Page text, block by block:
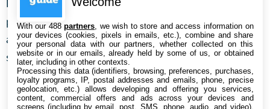
Les machines à café à grain sont généralement des
produits onéreux, alors mieux vaut ne pas se tromper
au moment de son achat. Pour éviter, les mauvaises
surprises, il faut surveiller plusieurs critères.
Broyeur :ici, le choix se limite àl’acier ou à la
céramique. Les premiers sont plus abordables et
With our 488partners , we wish to store and access information on
your devices (cookies, pixels in emails, etc.), combine and share
your personal data with our partners, whether collected on this
website or in our emails, already held by some of us, or obtained
later, including in other contexts.
Processing this data (identifiers, browsing, preferences, purchases,
loyalty programs, IP, postal addresses and emails, phone, precise
geolocation, etc.) allows developing and offering you services,
content, commercial offers and ads across your devices and
screens (including by email, post, SMS, phone, audio, and video),